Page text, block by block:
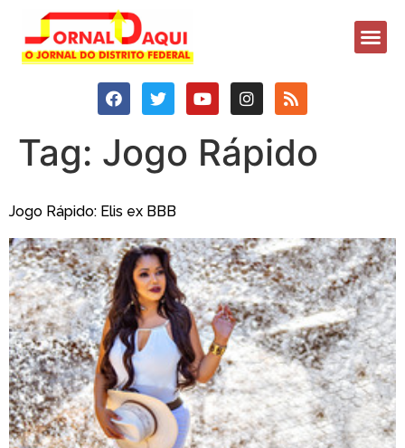
Tag: Jogo Rápido
Jogo Rápido: Elis ex BBB